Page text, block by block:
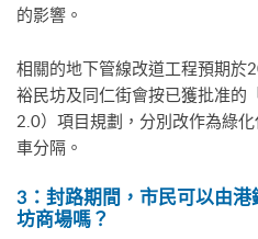
的影響。
相關的地下管線改道工程預期於
裕民坊及同仁街會按已獲批准的
2.0）項目規劃，分別改作為綠
車分隔。
3 ：封路期間，市民可以由
坊商場嗎？